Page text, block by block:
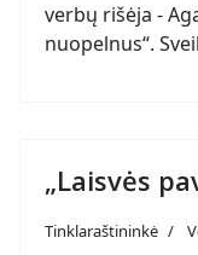
verbų rišėja -
nuopelnus“.
„Laisvės
Tinklaraštininkė